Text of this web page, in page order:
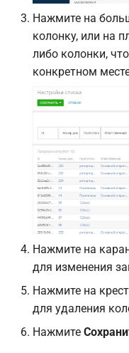
Нажмите на
колонку, или на
либо колонки,
конкретном
Нажмите на
для изменения
Нажмите на
для удаления
Нажмите